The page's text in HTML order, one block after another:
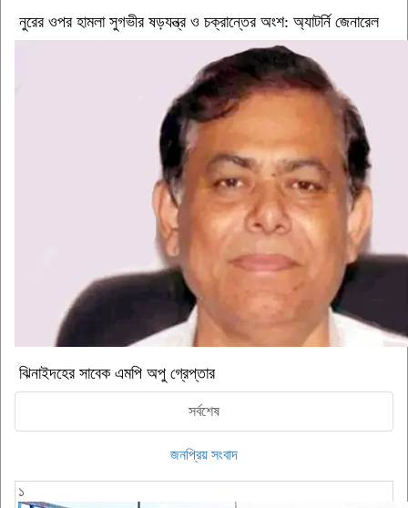
নুরের ওপর হামলা সুগভীর ষড়যন্ত্র ও চক্রান্তের অংশ: অ্যাটর্নি জেনারেল
ঝিনাইদহের সাবেক এমপি অপু গ্রেপ্তার
সর্বশেষ
জনপ্রিয় সংবাদ
১